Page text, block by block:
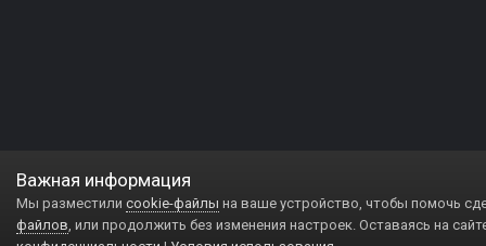
Важная информация
Мы разместили cookie-файлы на ваше устройство, чтобы помочь
файлов, или продолжить без изменения настроек. Оставаясь на